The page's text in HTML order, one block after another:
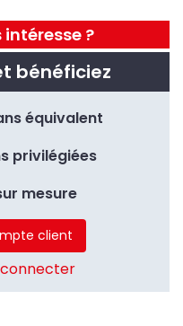
?
bénéficiez
équivalent
privilégiées
mesure
client
connecter